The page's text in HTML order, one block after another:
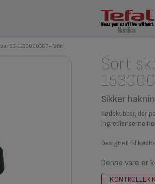
SS-1530000567 - Tefal
Sort
Sikker
Kødskubber, der
ingredienserne
Designet til
Denne vare er
KONTROLLER